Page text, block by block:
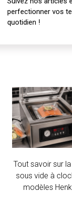
perfectionner vos
quotidien !
Tout savoir sur
sous vide à
modèles